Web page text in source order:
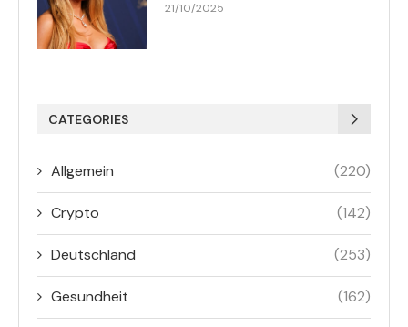
21/10/2025
CATEGORIES
Allgemein (220)
Crypto (142)
Deutschland (253)
Gesundheit (162)